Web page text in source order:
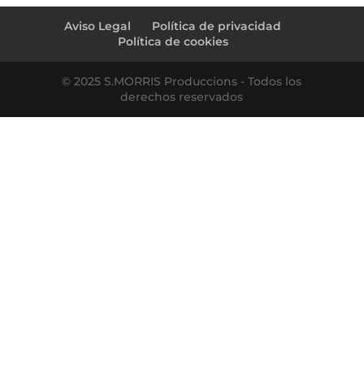
Aviso Legal
Política de privacidad
Política de cookies
© 2025 S.MORRIS Produccions - Todos los
derechos reservados